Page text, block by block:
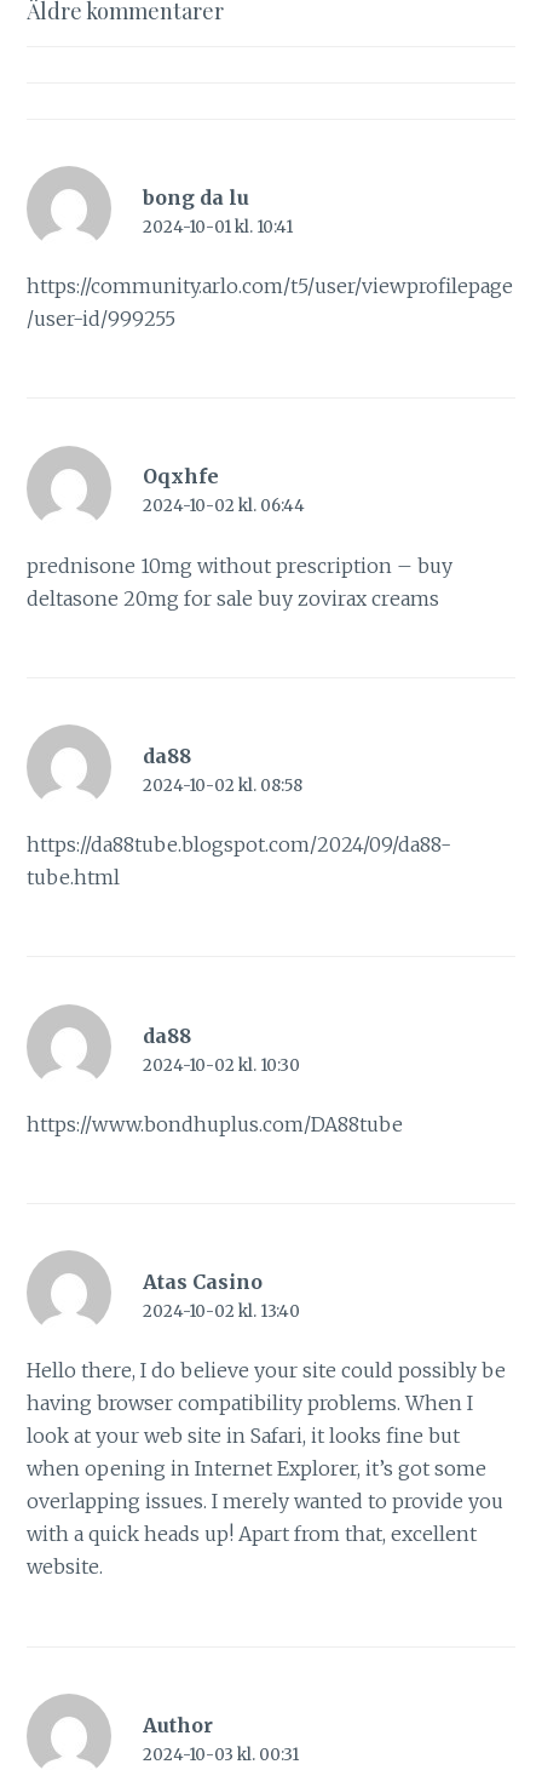
Kommentarsnavigering
Äldre kommentarer
bong da lu
2024-10-01 kl. 10:41
https://community.arlo.com/t5/user/viewprofilepage
/user-id/999255
Oqxhfe
2024-10-02 kl. 06:44
prednisone 10mg without prescription –buy
deltasone 20mg for sale buy zovirax creams
da88
2024-10-02 kl. 08:58
https://da88tube.blogspot.com/2024/09/da88-
tube.html
da88
2024-10-02 kl. 10:30
https://www.bondhuplus.com/DA88tube
Atas Casino
2024-10-02 kl. 13:40
Hello there, I do believe your site could possibly be
having browser compatibility problems. When I
look at your web site in Safari, it looks fine but
when opening in Internet Explorer, it’s got some
overlapping issues. I merely wanted to provide you
with a quick heads up! Apart from that, excellent
website.
Author
2024-10-03 kl. 00:31